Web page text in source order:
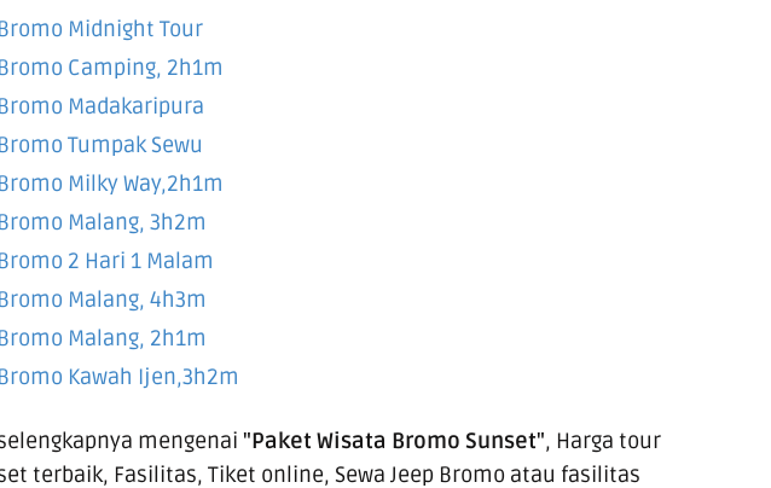
Midnight Tour
Camping, 2h1m
Madakaripura
Tumpak Sewu
Milky Way,2h1m
Malang, 3h2m
2 Hari 1 Malam
Malang, 4h3m
Malang, 2h1m
Kawah Ijen,3h2m
mengenai "Paket Wisata Bromo Sunset", Harga tour
terbaik, Fasilitas, Tiket online, Sewa Jeep Bromo atau fasilitas